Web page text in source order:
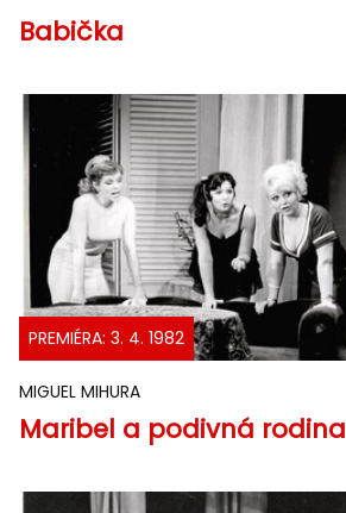
Babička
PREMIÉRA: 3. 4. 1982
MIGUEL MIHURA
Maribel a podivná rodina